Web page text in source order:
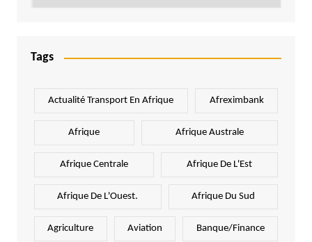
Tags
Actualité Transport En Afrique Afreximbank
Afrique Afrique Australe
Afrique Centrale Afrique De L'Est
Afrique De L'Ouest. Afrique Du Sud
Agriculture Aviation Banque/Finance